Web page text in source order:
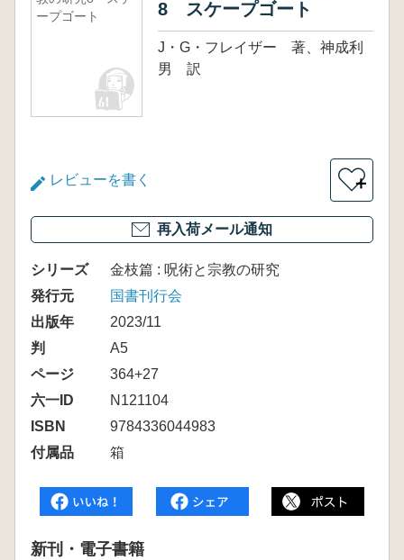
ープゴート
8 スケープゴート
J・G・フレイザー 著、神成利
男 訳
レビューを書く ＋
再入荷メール通知
シリーズ
金枝篇 : 呪術と宗教の研究
発行元
国書刊行会
出版年
2023/11
判
A5
ページ
364+27
六一ID
N121104
ISBN
9784336044983
付属品
箱
新刊・電子書籍